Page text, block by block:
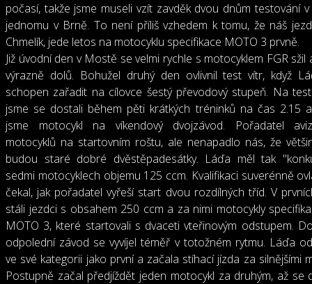
počasí, takže jsme museli vzít zavděk dvou dnům testování
jednomu v Brně. To není příliš vzhedem k tomu, že náš
Chmelík, jede letos na motocyklu specifikace MOTO 3 prvně.
Již úvodní den v Mostě se velmi rychle s motocyklem FGR sžil
výrazně dolů. Bohužel druhý den ovlivnil test vítr, když
schopen zařadit na cílovce šestý převodový stupeň. Na
jsme se dostali během pěti krátkých tréninků na čas 2.15
jsme motocykl na víkendový dvojzávod. Pořadatel
motocyklů na startovním roštu, ale nenapadlo nás, že
budou staré dobré dvěstěpadesátky. Láďa měl tak
sedmi motocyklech objemu 125 ccm. Kvalifikaci suverénně
čekal, jak pořadatel vyřeší start dvou rozdílných tříd. V
stáli jezdci s obsahem 250 ccm a za nimi motocykly
MOTO 3, které startovali s dvaceti vteřinovým odstupem.
odpolední závod se vyvíjel téměř v totožném rytmu. Láďa
ve své kategorii jako první a začala stíhací jízda za silnějšími
Postupně začal předjíždět jeden motocykl za druhým, až se